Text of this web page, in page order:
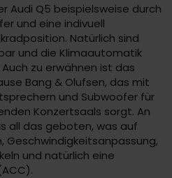
Audi Q5 beispielsweise durch
und eine indivuell
Natürlich sind
und die Klimaautomatik
zu erwähnen ist das
Bang & Olufsen, das mit
und Subwoofer für
Konzertsaals sorgt. An
all das geboten, was auf
Geschwindigkeitsanpassung,
und natürlich eine